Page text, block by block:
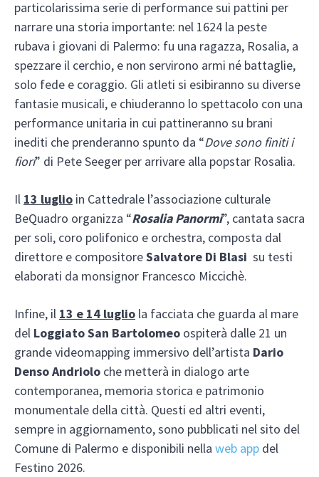
particolarissima serie di performance sui pattini per
narrare una storia importante: nel 1624 la peste
rubava i giovani di Palermo: fu una ragazza, Rosalia, a
spezzare il cerchio, e non servirono armi né battaglie,
solo fede e coraggio. Gli atleti si esibiranno su diverse
fantasie musicali, e chiuderanno lo spettacolo con una
performance unitaria in cui pattineranno su brani
inediti che prenderanno spunto da “Dove sono finiti i
fiori” di Pete Seeger per arrivare alla popstar Rosalia.
Il 13 luglio in Cattedrale l’associazione culturale
BeQuadro organizza “Rosalia Panormi”, cantata sacra
per soli, coro polifonico e orchestra, composta dal
direttore e compositoreSalvatore Di Blasi su testi
elaborati da monsignor Francesco Miccichè.
Infine, il 13 e 14 luglio la facciata che guarda al mare
del Loggiato San Bartolomeo ospiterà dalle 21 un
grande videomapping immersivo dell’artista Dario
Denso Andriolo che metterà in dialogo arte
contemporanea, memoria storica e patrimonio
monumentale della città. Questi ed altri eventi,
sempre in aggiornamento, sono pubblicati nel sito del
Comune di Palermo e disponibili nella web app del
Festino 2026.